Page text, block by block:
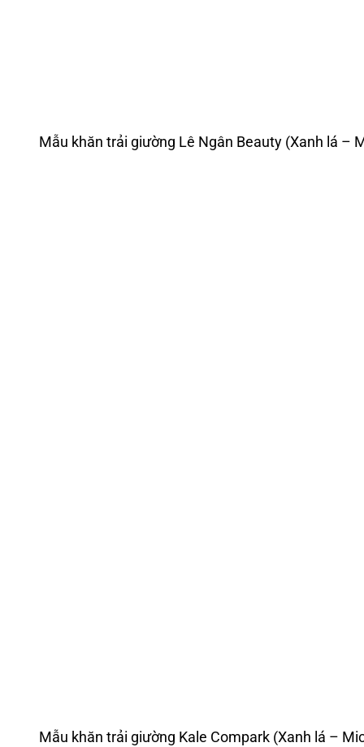
Mẫu khăn trải giường Lê Ngân Beauty (Xanh lá –
Mẫu khăn trải giường Kale Compark (Xanh lá –